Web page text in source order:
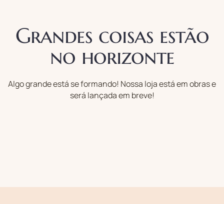
Grandes coisas estão
no horizonte
Algo grande está se formando! Nossa loja está em obras e
será lançada em breve!